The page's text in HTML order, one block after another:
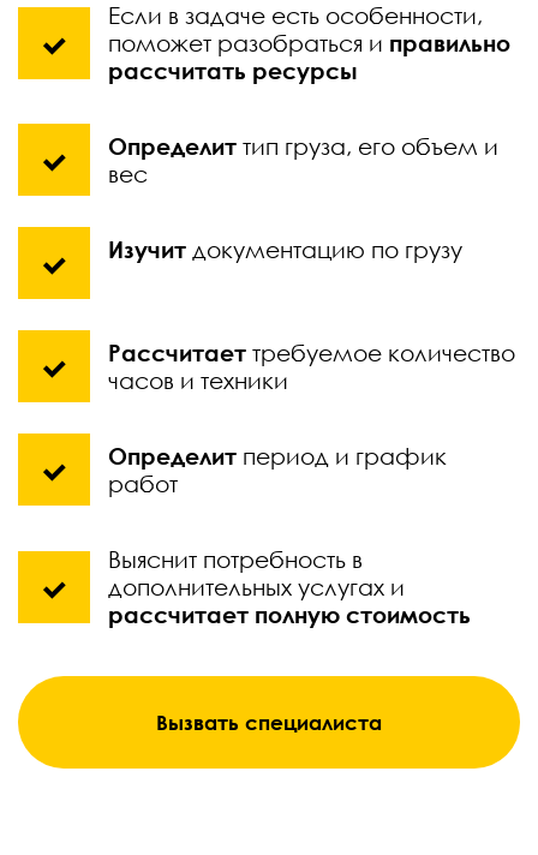
Если в задаче есть особенности,
поможет разобраться и правильно
рассчитать ресурсы
Определит тип груза, его объем и
вес
Изучит документацию по грузу
Рассчитает требуемое количество
часов и техники
Определит период и график
работ
Выяснит потребность в
дополнительных услугах и
рассчитает полную стоимость
Вызвать специалиста